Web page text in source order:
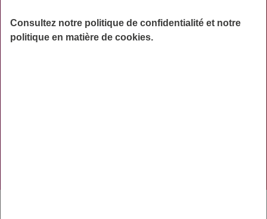
PRÉVOYANCE
Consultez notre politique de confidentialité et notre
politique en matière de cookies.